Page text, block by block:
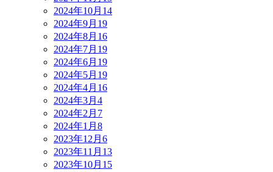
2024年10月 14
2024年9月 19
2024年8月 16
2024年7月 19
2024年6月 19
2024年5月 19
2024年4月 16
2024年3月 4
2024年2月 7
2024年1月 8
2023年12月 6
2023年11月 13
2023年10月 15